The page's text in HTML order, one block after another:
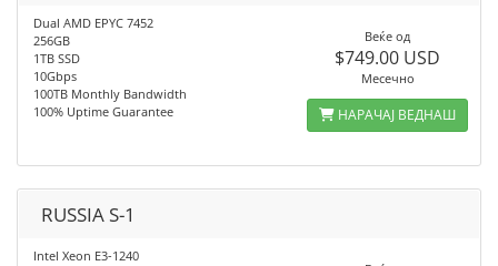
Dual AMD EPYC 7452
256GB
1TB SSD
10Gbps
100TB Monthly Bandwidth
100% Uptime Guarantee
Веќе од
$749.00 USD
Месечно
НАРАЧАЈ ВЕДНАШ
RUSSIA S-1
Intel Xeon E3-1240